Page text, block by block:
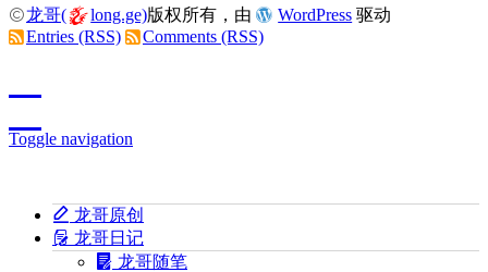
龙哥( long.ge)版权所有，由 WordPress 驱动
Entries (RSS)
Comments (RSS)
Toggle navigation
龙哥原创
龙哥日记
龙哥随笔